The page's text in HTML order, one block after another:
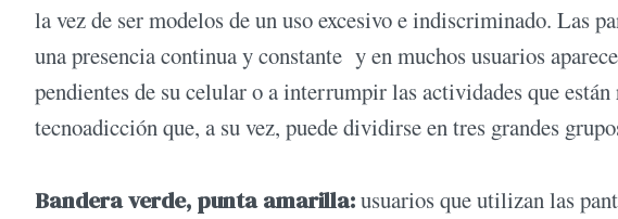
la vez de ser modelos de un uso excesivo e indiscriminado. Las
una presencia continua y constante y en muchos usuarios
pendientes de su celular o a interrumpir las actividades que
tecnoadicción que, a su vez, puede dividirse en tres grandes
Bandera verde, punta amarilla:usuarios que utilizan las